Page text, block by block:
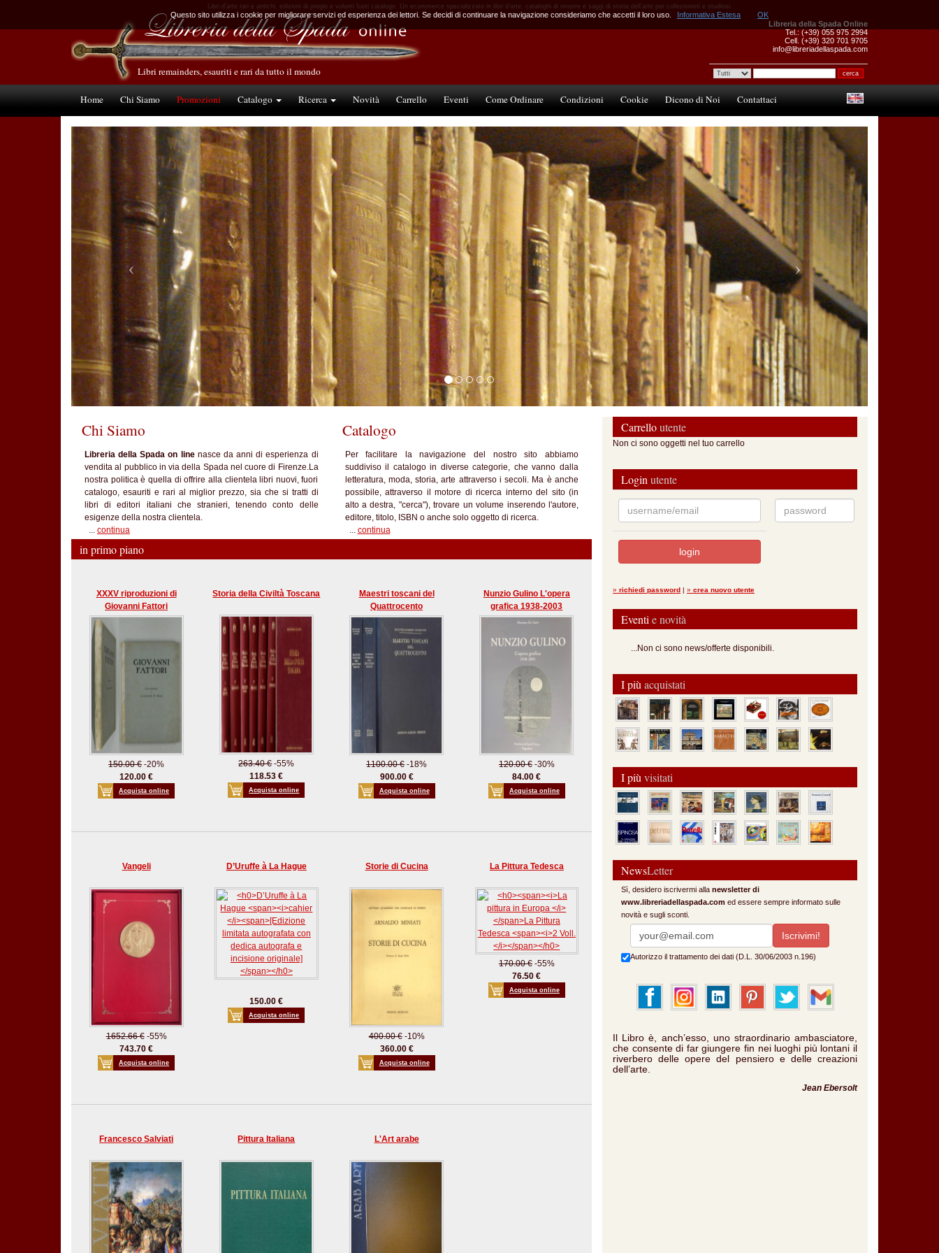
Libri d’arte rari e antichi, edizioni di pregio e volumi fuori catalogo. Un ecommerce specializzato in libri d’arte, cataloghi di mostre e saggi di storia dell’arte per collezionisti e studiosi.
Libreria della Spada Online
Tel.: (+39) 055 975 2994
Cell. (+39) 320 701 9705
info@libreriadellaspada.com
Libri remainders, esauriti e rari da tutto il mondo
Home Chi Siamo Promozioni Catalogo Ricerca Novità Carrello Eventi Come Ordinare Condizioni Cookie Dicono di Noi Contattaci
Chi Siamo
Libreria della Spada on line nasce da anni di esperienza di
vendita al pubblico in via della Spada nel cuore di Firenze.La
nostra politica è quella di offrire alla clientela libri nuovi, fuori
catalogo, esauriti e rari al miglior prezzo, sia che si tratti di
libri di editori italiani che stranieri, tenendo conto delle
esigenze della nostra clientela.
... continua
Catalogo
Per facilitare la navigazione del nostro sito abbiamo
suddiviso il catalogo in diverse categorie, che vanno dalla
letteratura, moda, storia, arte attraverso i secoli. Ma è anche
possibile, attraverso il motore di ricerca interno del sito (in
alto a destra, "cerca"), trovare un volume inserendo l'autore,
editore, titolo, ISBN o anche solo oggetto di ricerca.
... continua
in primo piano
XXXV riproduzioni di
Giovanni Fattori
150.00 €-20%
120.00 €
Acquista online
Storia della Civiltà Toscana
263.40 €-55%
118.53 €
Acquista online
Maestri toscani del
Quattrocento
1100.00 €-18%
900.00 €
Acquista online
Nunzio Gulino L'opera
grafica 1938-2003
120.00 €-30%
84.00 €
Acquista online
Vangeli
1652.66 €-55%
743.70 €
Acquista online
D’Uruffe à La Hague
150.00 €
Acquista online
Storie di Cucina
400.00 €-10%
360.00 €
Acquista online
La Pittura Tedesca
170.00 €-55%
76.50 €
Acquista online
Francesco Salviati Pittura Italiana L'Art arabe
Carrelloutente
Non ci sono oggetti nel tuo carrello
Login utente
» richiedi password | » crea nuovo utente
Eventi e novità
...Non ci sono news/offerte disponibili.
I più acquistati
I più visitati
NewsLetter
Sì, desidero iscrivermi alla newsletter di
www.libreriadellaspada.com ed essere sempre informato sulle
novità e sugli sconti.
Autorizzo il trattamento dei dati (D.L. 30/06/2003 n.196)
Il Libro è, anch’esso, uno straordinario ambasciatore,
che consente di far giungere fin nei luoghi più lontani il
riverbero delle opere del pensiero e delle creazioni
dell’arte.
Jean Ebersolt
Questo sito utilizza i cookie per migliorare servizi ed esperienza dei lettori. Se decidi di continuare la navigazione consideriamo che accetti il loro uso. Informativa Estesa OK